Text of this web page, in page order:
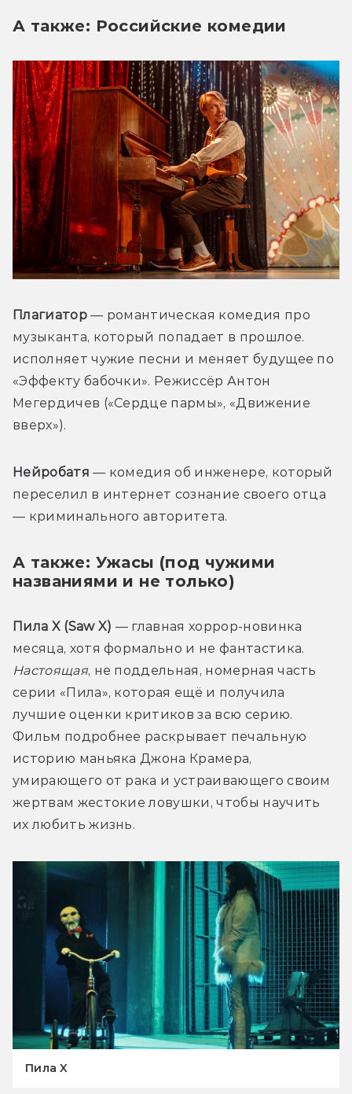
А также: Российские комедии
Плагиатор — романтическая комедия про
музыканта, который попадает в прошлое.
исполняет чужие песни и меняет будущее по
«Эффекту бабочки». Режиссёр Антон
Мегердичев («Сердце пармы», «Движение
вверх»).
Нейробатя — комедия об инженере, который
переселил в интернет сознание своего отца
— криминального авторитета.
А также: Ужасы (под чужими
названиями и не только)
Пила X (Saw X) — главная хоррор-новинка
Настоящая, не поддельная, номерная часть
серии «Пила», которая ещё и получила
лучшие оценки критиков за всю серию.
Фильм подробнее раскрывает печальную
историю маньяка Джона Крамера,
умирающего от рака и устраивающего своим
жертвам жестокие ловушки, чтобы научить
их любить жизнь.
Пила X